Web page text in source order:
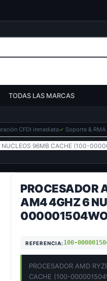
CFDI inmediata✓ Soporte & RMA
TODAS LAS MARCAS
96MB CACHE (100-
PROCESADOR
AM4 4GHZ 6
REFERENCIA:100-
PROCESADOR AMD
CACHE (100-